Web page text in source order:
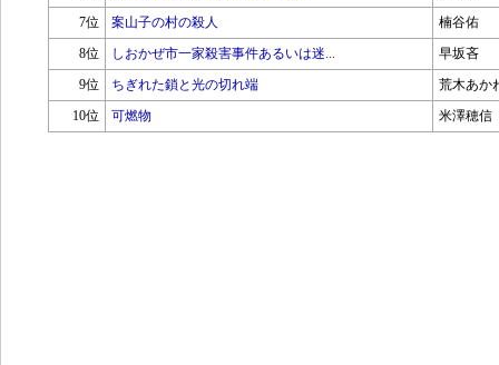
7位
案山子の村の殺人
楠谷佑
8位
しおかぜ市一家殺害事件あるいは迷...
早坂吝
9位
ちぎれた鎖と光の切れ端
荒木あか
10位
可燃物 米澤穂信